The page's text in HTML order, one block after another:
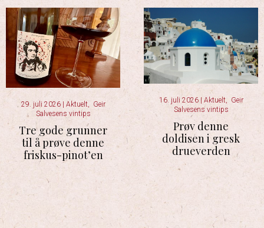
29. juli 2026 Aktuelt, Geir
Salvesens vintips
Tre gode grunner
til å prøve denne
friskus-pinot’en
16. juli 2026 Aktuelt, Geir
Salvesens vintips
Prøv denne
doldisen i gresk
drueverden